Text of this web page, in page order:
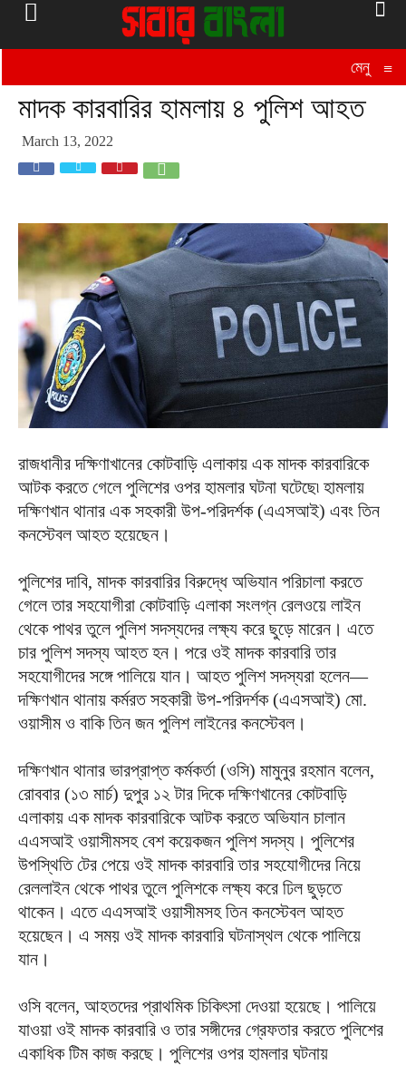
মেনু ≡
মাদক কারবারির হামলায় ৪ পুলিশ আহত
March 13, 2022
রাজধানীর দক্ষিণাখানের কোটবাড়ি এলাকায় এক মাদক কারবারিকে
আটক করতে গেলে পুলিশের ওপর হামলার ঘটনা ঘটেছে৷ হামলায়
দক্ষিণখান থানার এক সহকারী উপ-পরিদর্শক (এএসআই) এবং তিন
কনস্টেবল আহত হয়েছেন।
পুলিশের দাবি, মাদক কারবারির বিরুদ্ধে অভিযান পরিচালা করতে
গেলে তার সহযোগীরা কোটবাড়ি এলাকা সংলগ্ন রেলওয়ে লাইন
থেকে পাথর তুলে পুলিশ সদস্যদের লক্ষ্য করে ছুড়ে মারেন। এতে
চার পুলিশ সদস্য আহত হন। পরে ওই মাদক কারবারি তার
সহযোগীদের সঙ্গে পালিয়ে যান। আহত পুলিশ সদস্যরা হলেন—
দক্ষিণখান থানায় কর্মরত সহকারী উপ-পরিদর্শক (এএসআই) মো.
ওয়াসীম ও বাকি তিন জন পুলিশ লাইনের কনস্টেবল।
দক্ষিণখান থানার ভারপ্রাপ্ত কর্মকর্তা (ওসি) মামুনুর রহমান বলেন,
রোববার (১৩ মার্চ) দুপুর ১২ টার দিকে দক্ষিণখানের কোটবাড়ি
এলাকায় এক মাদক কারবারিকে আটক করতে অভিযান চালান
এএসআই ওয়াসীমসহ বেশ কয়েকজন পুলিশ সদস্য। পুলিশের
উপস্থিতি টের পেয়ে ওই মাদক কারবারি তার সহযোগীদের নিয়ে
রেললাইন থেকে পাথর তুলে পুলিশকে লক্ষ্য করে ঢিল ছুড়তে
থাকেন। এতে এএসআই ওয়াসীমসহ তিন কনস্টেবল আহত
হয়েছেন। এ সময় ওই মাদক কারবারি ঘটনাস্থল থেকে পালিয়ে
যান।
ওসি বলেন, আহতদের প্রাথমিক চিকিৎসা দেওয়া হয়েছে। পালিয়ে
যাওয়া ওই মাদক কারবারি ও তার সঙ্গীদের গ্রেফতার করতে পুলিশের
একাধিক টিম কাজ করছে। পুলিশের ওপর হামলার ঘটনায়